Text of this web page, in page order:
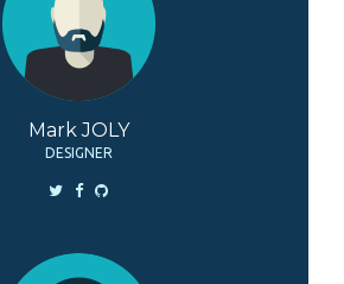
Mark JOLY
DESIGNER